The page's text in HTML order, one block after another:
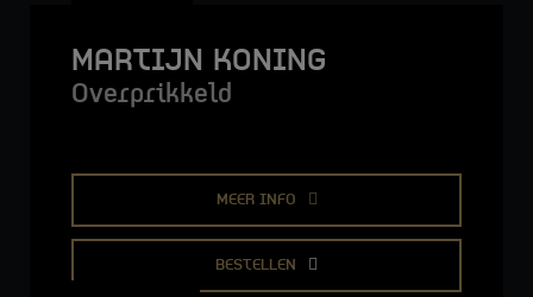
MARTIJN KONING
Overprikkeld
MEER INFO
BESTELLEN